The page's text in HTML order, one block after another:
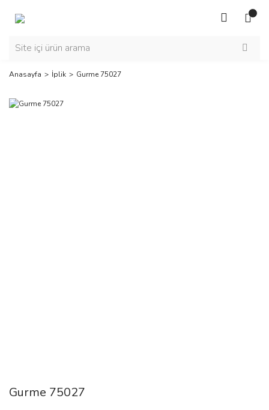
Anasayfa İplik Gurme 75027
Gurme 75027